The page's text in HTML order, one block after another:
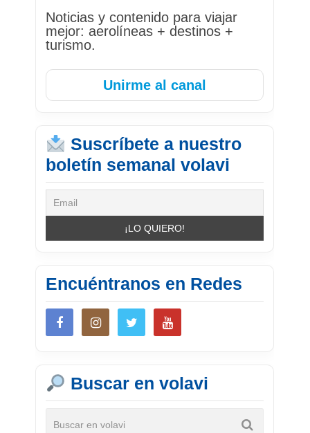
Noticias y contenido para viajar
mejor: aerolíneas + destinos +
turismo.
Unirme al canal
Suscríbete a nuestro
boletín semanal volavi
Encuéntranos en Redes
Buscar en volavi